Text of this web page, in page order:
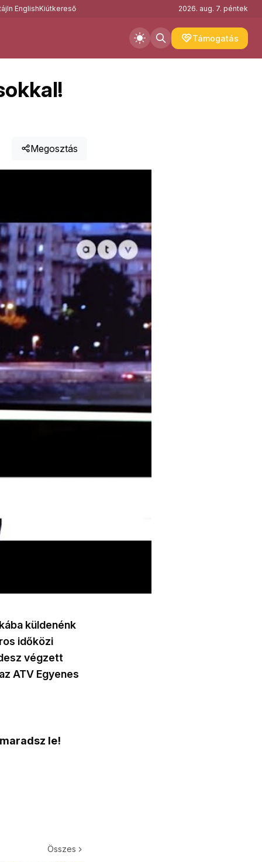
In EnglishKiútkereső 2026. aug. 7. péntek
Támogatás
Megosztás
küldenénk
időközi
végzett
ATV Egyenes
le!
Összes